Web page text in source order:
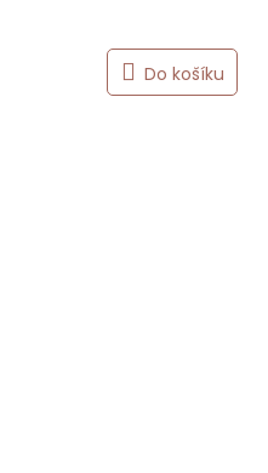
Do košíku